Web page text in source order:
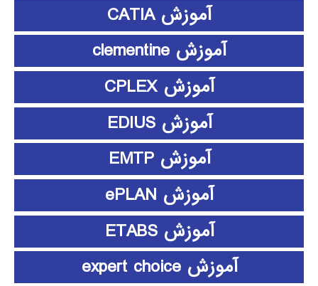
آموزش CATIA
آموزش clementine
آموزش CPLEX
آموزش EDIUS
آموزش EMTP
آموزش ePLAN
آموزش ETABS
آموزش expert choice